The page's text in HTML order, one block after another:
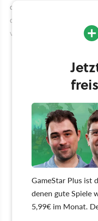
dabei aber genauso gut
dem Weg fragen!«-
vor den
GameStar Plus ist
denen gute Spiele
5,99€ im Monat.